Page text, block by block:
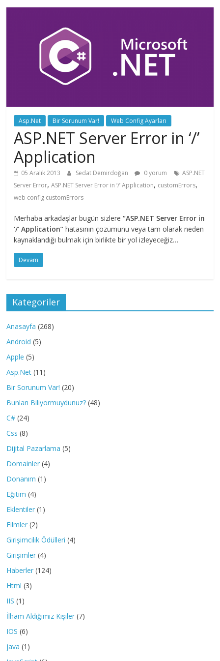
Asp.Net Bir Sorunum Var! Web Config Ayarları
ASP.NET Server Error in ‘/’
Application
05 Aralık 2013 Sedat Demirdoğan 0 yorum
ASP.NET
Server Error,ASP.NET Server Error in ‘/’ Application, customErrors,
web config customErrors
Merhaba arkadaşlar bugün sizlere“ASP.NET Server Error in
‘/’ Application” hatasının çözümünü veya tam olarak neden
kaynaklandığı bulmak için birlikte bir yol izleyeceğiz…
Devam
Kategoriler
Anasayfa (268)
Android (5)
Apple (5)
Asp.Net (11)
Bir Sorunum Var! (20)
Bunları Biliyormuydunuz? (48)
C# (24)
Css (8)
Dijital Pazarlama (5)
Domainler (4)
Donanım (1)
Eğitim (4)
Eklentiler (1)
Filmler (2)
Girişimcilik Ödülleri (4)
Girişimler (4)
Haberler (124)
Html (3)
IIS (1)
İlham Aldığımız Kişiler (7)
IOS (6)
java (1)